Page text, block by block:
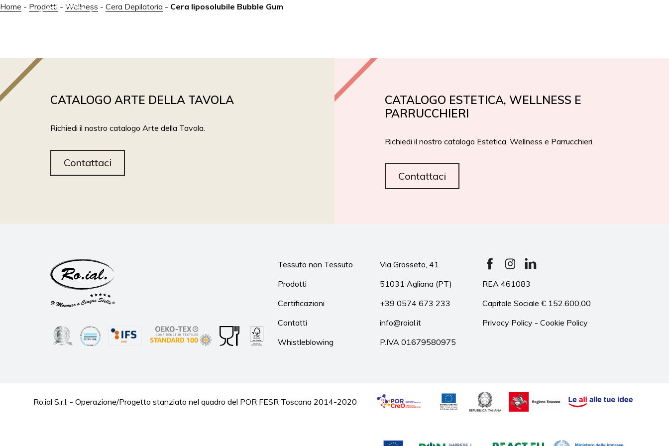
Home - Prodotti - Wellness - Cera Depilatoria - Cera liposolubile Bubble Gum
CATALOGO ARTE DELLA TAVOLA
Richiedi il nostro catalogo Arte della Tavola.
Contattaci
CATALOGO ESTETICA, WELLNESS E
PARRUCCHIERI
Richiedi il nostro catalogo Estetica, Wellness e Parrucchieri.
Contattaci
Via Grosseto, 41
51031 Agliana (PT)
+39 0574 673 233
info@roial.it
P.IVA 01679580975
REA 461083
Capitale Sociale € 152.600,00
Privacy Policy - Cookie Policy
Tessuto non Tessuto
Prodotti
Certificazioni
Contatti
Whistleblowing
Ro.ial S.r.l. - Operazione/Progetto stanziato nel quadro del POR FESR Toscana 2014-2020